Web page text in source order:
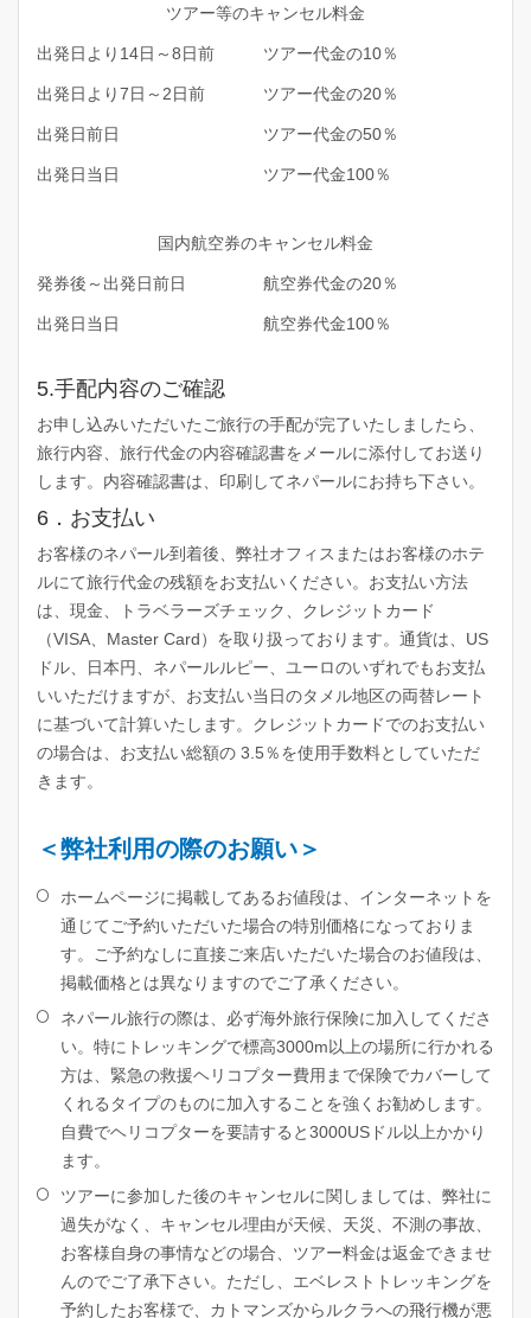
ツアー等のキャンセル料金
出発日より14日～8日前 ツアー代金の10％
出発日より7日～2日前 ツアー代金の20％
出発日前日 ツアー代金の50％
出発日当日 ツアー代金100％
国内航空券のキャンセル料金
発券後～出発日前日 航空券代金の20％
出発日当日 航空券代金100％
5.手配内容のご確認
お申し込みいただいたご旅行の手配が完了いたしましたら、
旅行内容、旅行代金の内容確認書をメールに添付してお送り
します。内容確認書は、印刷してネパールにお持ち下さい。
6．お支払い
お客様のネパール到着後、弊社オフィスまたはお客様のホテ
ルにて旅行代金の残額をお支払いください。お支払い方法
は、現金、トラベラーズチェック、クレジットカード
（VISA、Master Card）を取り扱っております。通貨は、US
ドル、日本円、ネパールルピー、ユーロのいずれでもお支払
いいただけますが、お支払い当日のタメル地区の両替レート
に基づいて計算いたします。クレジットカードでのお支払い
の場合は、お支払い総額の 3.5％を使用手数料としていただ
きます。
＜弊社利用の際のお願い＞
ホームページに掲載してあるお値段は、インターネットを
通じてご予約いただいた場合の特別価格になっておりま
す。ご予約なしに直接ご来店いただいた場合のお値段は、
掲載価格とは異なりますのでご了承ください。
ネパール旅行の際は、必ず海外旅行保険に加入してくださ
い。特にトレッキングで標高3000m以上の場所に行かれる
方は、緊急の救援ヘリコプター費用まで保険でカバーして
くれるタイプのものに加入することを強くお勧めします。
自費でヘリコプターを要請すると3000USドル以上かかり
ます。
ツアーに参加した後のキャンセルに関しましては、弊社に
過失がなく、キャンセル理由が天候、天災、不測の事故、
お客様自身の事情などの場合、ツアー料金は返金できませ
んのでご了承下さい。ただし、エベレストトレッキングを
予約したお客様で、カトマンズからルクラへの飛行機が悪